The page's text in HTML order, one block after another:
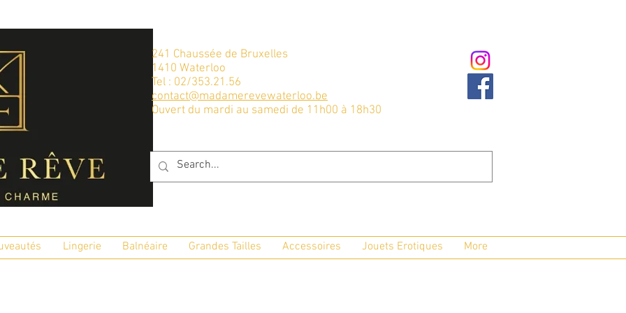
241 Chaussée de Bruxelles
1410 Waterloo
Tel : 02/353.21.56
contact@madamerevewaterloo.be
Ouvert du mardi au samedi de 11h00 à 18h30
Lingerie Balnéaire Grandes Tailles Accessoires Jouets Erotiques More